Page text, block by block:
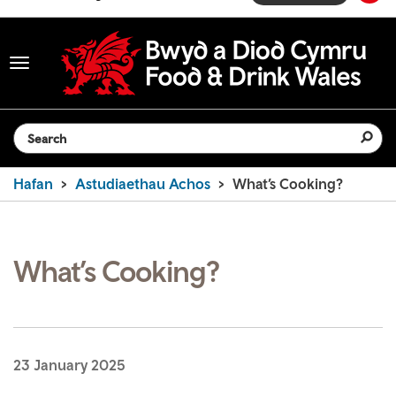
Toggle
navigation
Search the website
Hafan Astudiaethau Achos What’s Cooking?
What’s Cooking?
23 January 2025